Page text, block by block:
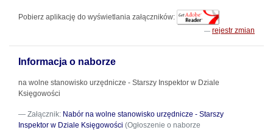
Pobierz aplikację do wyświetlania załączników:
rejestr zmian
Informacja o naborze
na wolne stanowisko urzędnicze - Starszy Inspektor w Dziale
Księgowości
Załącznik: Nabór na wolne stanowisko urzędnicze - Starszy
Inspektor w Dziale Księgowości (Ogłoszenie o naborze